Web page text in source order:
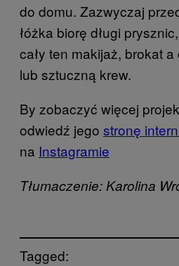
do domu. Zazwyczaj
łóżka biorę długi
cały ten makijaż, brokat
lub sztuczną krew.
By zobaczyć więcej
odwiedź jego stronę
na Instagramie
Tłumaczenie: Karolina
Tagged: